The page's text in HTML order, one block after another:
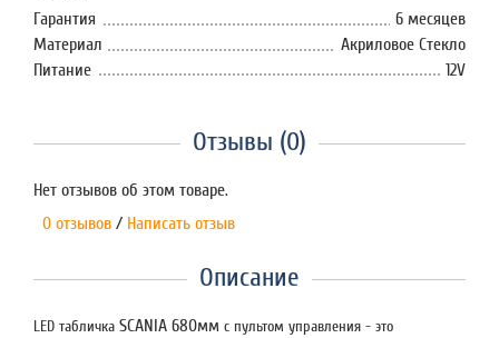
Гарантия
6 месяцев
Материал
Акриловое Стекло
Питание
12V
Отзывы (0)
Нет отзывов об этом товаре.
0 отзывов / Написать отзыв
Описание
LED табличка SCANIA 680мм с пультом управления - это